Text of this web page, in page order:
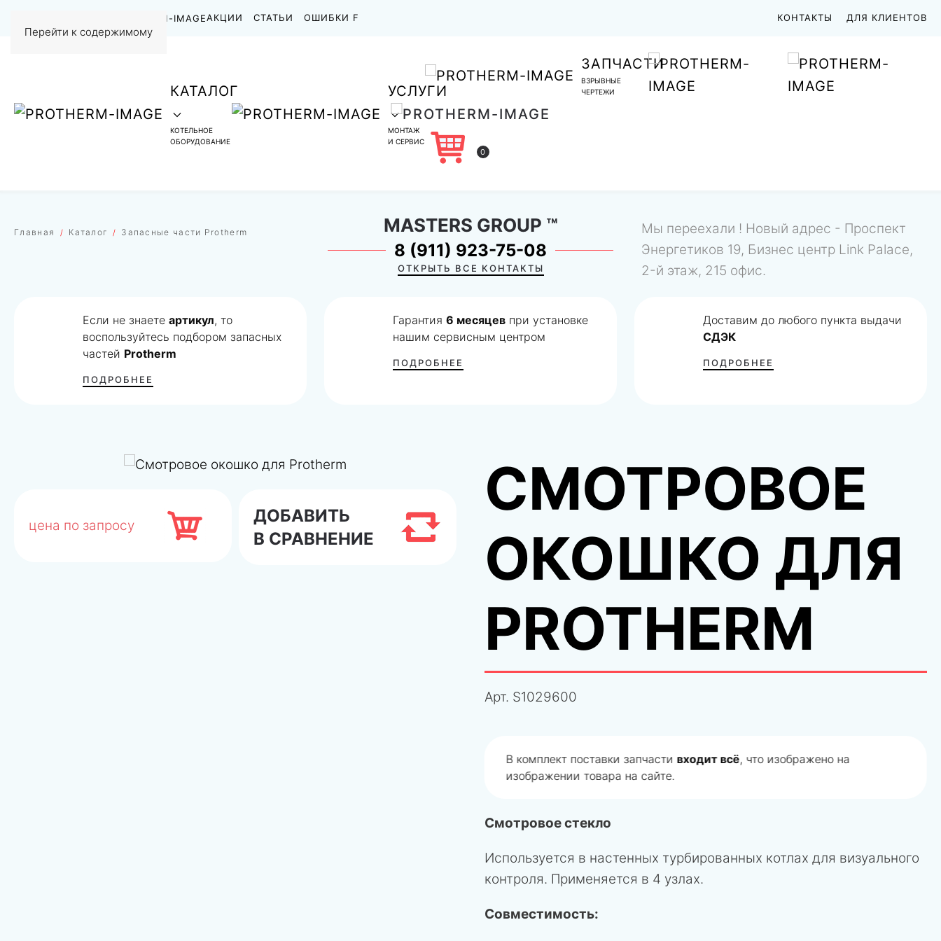
Перейти к содержимому
АКЦИИ СТАТЬИ ОШИБКИ F КОНТАКТЫ ДЛЯ КЛИЕНТОВ
КАТАЛОГ
КОТЕЛЬНОЕ
ОБОРУДОВАНИЕ
УСЛУГИ
МОНТАЖ
И СЕРВИС
ЗАПЧАСТИ
ВЗРЫВНЫЕ
ЧЕРТЕЖИ
0
Главная Каталог Запасные части Protherm MASTERS GROUP ™
8 (911) 923-75-08
ОТКРЫТЬ ВСЕ КОНТАКТЫ
Мы переехали ! Новый адрес - Проспект
Энергетиков 19, Бизнес центр Link Palace,
2-й этаж, 215 офис.
Если не знаетеартикул, то
воспользуйтесь подбором запасных
частей Protherm
ПОДРОБНЕЕ
Гарантия6 месяцев при установке
нашим сервисным центром
ПОДРОБНЕЕ
Доставим до любого пункта выдачи
СДЭК
ПОДРОБНЕЕ
цена по запросу
ДОБАВИТЬ
В СРАВНЕНИЕ
СМОТРОВОЕ
ОКОШКО ДЛЯ
PROTHERM
Арт. S1029600
В комплект поставки запчасти входит всё, что изображено на
изображении товара на сайте.
Смотровое стекло
Используется в настенных турбированных котлах для визуального
контроля. Применяется в 4 узлах.
Совместимость: